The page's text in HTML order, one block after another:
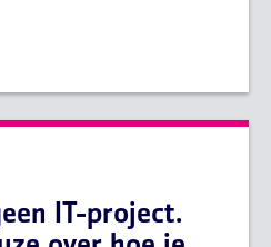
IT-project.